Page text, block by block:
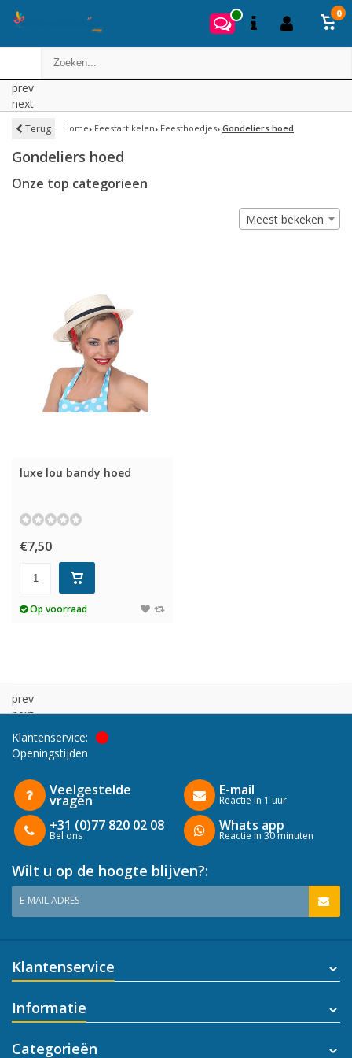
0
prev
next
Terug Home Feestartikelen Feesthoedjes Gondeliers hoed
Gondeliers hoed
Onze top categorieen
Meest bekeken
luxe lou bandy hoed
€7,50
Op voorraad
prev
next
Klantenservice:
Openingstijden
Veelgestelde
vragen
+31 (0)77 820 02 08
Bel ons
E-mail
Reactie in 1 uur
Whats app
Reactie in 30 minuten
Wilt u op de hoogte blijven?:
E-MAIL ADRES
Klantenservice
Informatie
Categorieën